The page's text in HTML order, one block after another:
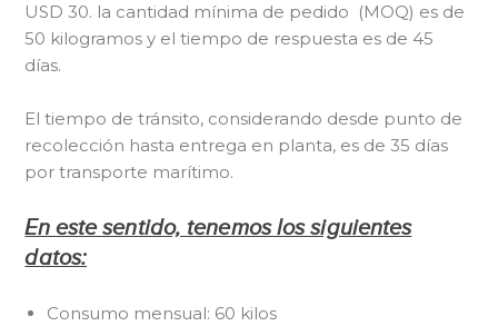
USD 30. la cantidad mínima de pedido (MOQ) es de
50 kilogramos y el tiempo de respuesta es de 45
días.
El tiempo de tránsito, considerando desde punto de
recolección hasta entrega en planta, es de 35 días
por transporte marítimo.
En este sentido, tenemos los siguientes
datos:
Consumo mensual: 60 kilos